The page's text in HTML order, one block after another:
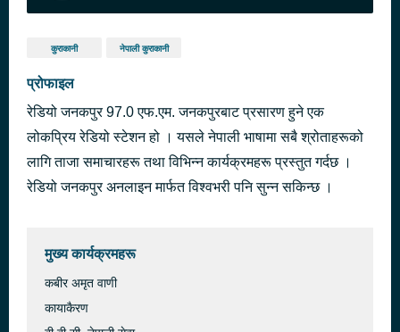
कुराकानी नेपाली कुराकानी
प्रोफाइल
रेडियो जनकपुर 97.0 एफ.एम. जनकपुरबाट प्रसारण हुने एक
लोकप्रिय रेडियो स्टेशन हो । यसले नेपाली भाषामा सबै श्रोताहरूको
लागि ताजा समाचारहरू तथा विभिन्न कार्यक्रमहरू प्रस्तुत गर्दछ ।
रेडियो जनकपुर अनलाइन मार्फत विश्वभरी पनि सुन्न सकिन्छ ।
मुख्य कार्यक्रमहरू
कबीर अमृत वाणी
कायाकैरण